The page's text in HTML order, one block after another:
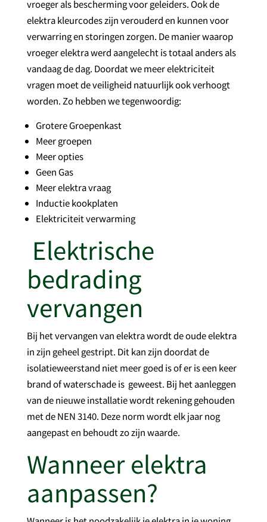
vroeger als bescherming voor geleiders. Ook de
elektra kleurcodes zijn verouderd en kunnen voor
verwarring en storingen zorgen. De manier waarop
vroeger elektra werd aangelecht is totaal anders als
vandaag de dag. Doordat we meer elektriciteit
vragen moet de veiligheid natuurlijk ook verhoogt
worden. Zo hebben we tegenwoordig:
Grotere Groepenkast
Meer groepen
Meer opties
Geen Gas
Meer elektra vraag
Inductie kookplaten
Elektriciteit verwarming
Elektrische
bedrading
vervangen
Bij het vervangen van elektra wordt de oude elektra
in zijn geheel gestript. Dit kan zijn doordat de
isolatieweerstand niet meer goed is of er is een keer
brand of waterschade is geweest. Bij het aanleggen
van de nieuwe installatie wordt rekening gehouden
met de NEN 3140. Deze norm wordt elk jaar nog
aangepast en behoudt zo zijn waarde.
Wanneer elektra
aanpassen?